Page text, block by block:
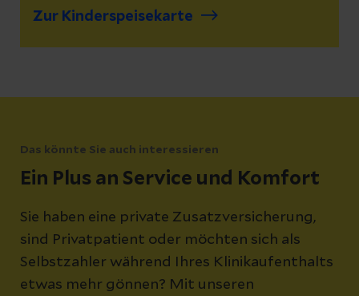
Zur Kinderspeisekarte
Das könnte Sie auch interessieren
Ein Plus an Service und Komfort
Sie haben eine private Zusatzversicherung,
sind Privatpatient oder möchten sich als
Selbstzahler während Ihres Klinikaufenthalts
etwas mehr gönnen? Mit unseren